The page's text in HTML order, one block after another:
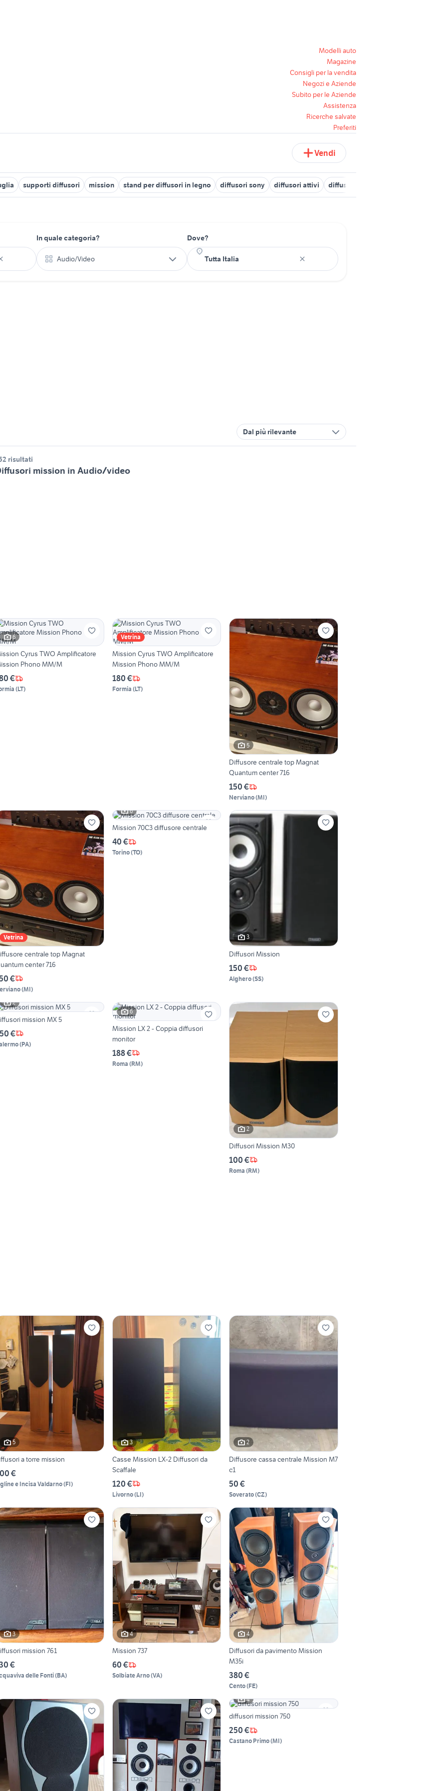
Modelli auto
Magazine
Consigli per la vendita
Negozi e Aziende
Subito per le Aziende
Assistenza
Ricerche salvate
Preferiti
Vendi
supporti diffusori mission stand per diffusori in legno diffusori sony diffusori attivi diffusori dynaudio
In quale categoria?
Audio/Video
Dove?
Dal più rilevante
risultati
mission in Audio/video
6
Cyrus TWO Amplificatore
Phono MM/M
€
(LT)
Vetrina
Mission Cyrus TWO Amplificatore
Mission Phono MM/M
180 €
Formia (LT)
5
Diffusore centrale top Magnat
Quantum center 716
150 €
Nerviano(MI)
Vetrina
centrale top Magnat
center 716
€
(MI)
6
Mission 70C3 diffusore centrale
40 €
Torino(TO)
3
Diffusori Mission
150 €
Alghero(SS)
2
mission MX 5
€
(PA)
6
Mission LX 2 - Coppia diffusori
monitor
188 €
Roma (RM)
2
Diffusori Mission M30
100 €
Roma (RM)
5
a torre mission
€
e Incisa Valdarno(FI)
3
Casse Mission LX-2 Diffusori da
Scaffale
120 €
Livorno(LI)
2
Diffusore cassa centrale Mission M7
c1
50 €
Soverato(CZ)
3
mission 761
€
delle Fonti(BA)
4
Mission 737
60 €
Solbiate Arno(VA)
4
Diffusori da pavimento Mission
M35i
380 €
Cento(FE)
4
diffusori mission 750
250 €
Castano Primo(MI)